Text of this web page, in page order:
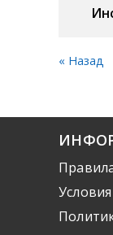
« Назад